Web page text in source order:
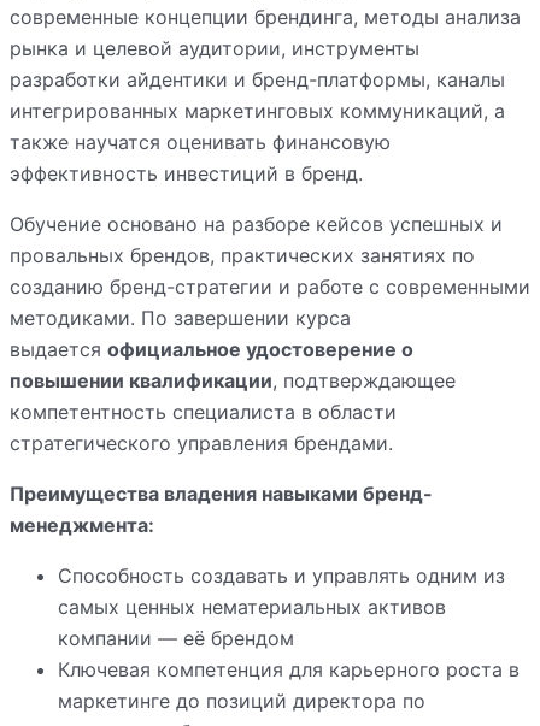
современные концепции брендинга, методы анализа
рынка и целевой аудитории, инструменты
разработки айдентики и бренд-платформы, каналы
интегрированных маркетинговых коммуникаций, а
также научатся оценивать финансовую
эффективность инвестиций в бренд.
Обучение основано на разборе кейсов успешных и
провальных брендов, практических занятиях по
созданию бренд-стратегии и работе с современными
методиками. По завершении курса
выдается официальное удостоверение о
повышении квалификации, подтверждающее
компетентность специалиста в области
стратегического управления брендами.
Преимущества владения навыками бренд-
менеджмента:
Способность создавать и управлять одним из
самых ценных нематериальных активов
компании — её брендом
Ключевая компетенция для карьерного роста в
маркетинге до позиций директора по